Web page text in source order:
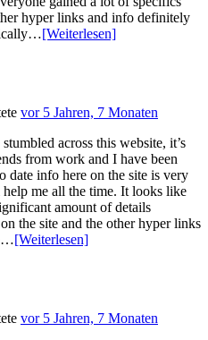
hyper links and info definitely
[Weiterlesen]
vor 5 Jahren, 7 Monaten
across this website, it’s
from work and I have been
date info here on the site is very
me all the time. It looks like
amount of details
the site and the other hyper links
[Weiterlesen]
vor 5 Jahren, 7 Monaten